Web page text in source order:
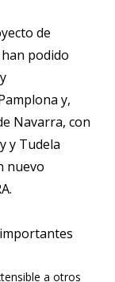
de
podido
y,
Navarra, con
y Tudela
nuevo
a otros